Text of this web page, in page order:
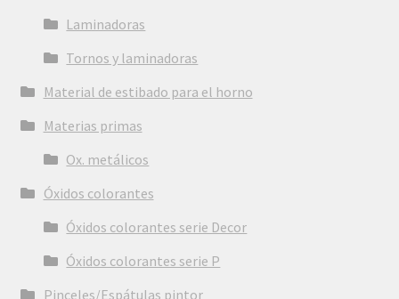
Laminadoras
Tornos y laminadoras
Material de estibado para el horno
Materias primas
Ox. metálicos
Óxidos colorantes
Óxidos colorantes serie Decor
Óxidos colorantes serie P
Pinceles/Espátulas pintor